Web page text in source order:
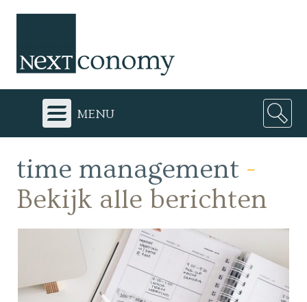
menu
time management -
Bekijk alle berichten